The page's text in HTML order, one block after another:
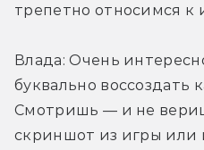
трепетно относимся к
Влада: Очень
буквально воссоздать
Смотришь — и не
скриншот из игры или